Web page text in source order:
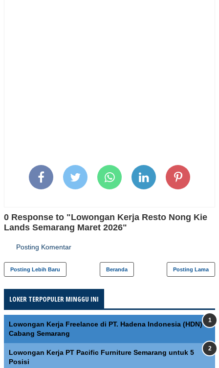
0 Response to "Lowongan Kerja Resto Nong Kie
Lands Semarang Maret 2026"
Posting Komentar
Posting Lebih Baru Posting Lama
Beranda
LOKER TERPOPULER MINGGU INI
Lowongan Kerja Freelance di PT. Hadena Indonesia (HDN)
Cabang Semarang
Lowongan Kerja PT Pacific Furniture Semarang untuk 5
Posisi